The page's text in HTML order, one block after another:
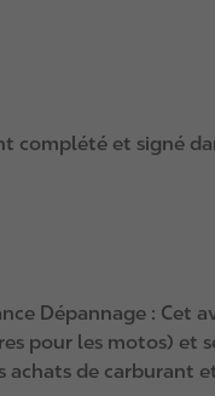
complété et signé
Dépannage : Cet
pour les motos) et
achats de carburant